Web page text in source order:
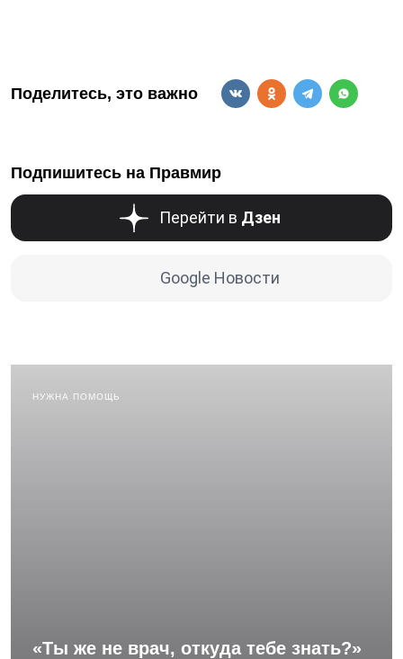
Поделитесь, это важно
Подпишитесь на Правмир
Перейти в Дзен
Google Новости
НУЖНА ПОМОЩЬ
«Ты же не врач, откуда тебе знать?»